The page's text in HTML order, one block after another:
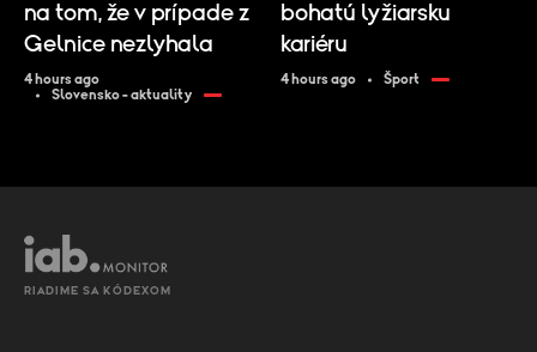
na tom, že v prípade z
Gelnice nezlyhala
4 hours ago
Slovensko - aktuality
bohatú lyžiarsku
kariéru
4 hours ago Šport
RIADIME SA KÓDEXOM